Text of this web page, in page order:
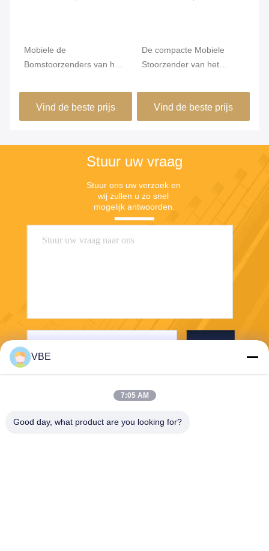
Mobiele de
Bomstoorzenders van het
Integratie1000w Macht
PHS/3G/4G AC 220V
Vind de beste prijs
De compacte Mobiele
Stoorzender van het
van het Signaal de
Blokkerende Apparaat
8PCS Omni
Vind de beste prijs
Stuur uw vraag
Stuur ons uw verzoek en
wij zullen u zo snel
mogelijk antwoorden.
VBE
7:05 AM
Good day, what product are you looking for?